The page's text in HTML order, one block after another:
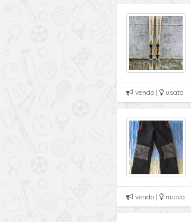
vendo | usato
vendo | nuovo